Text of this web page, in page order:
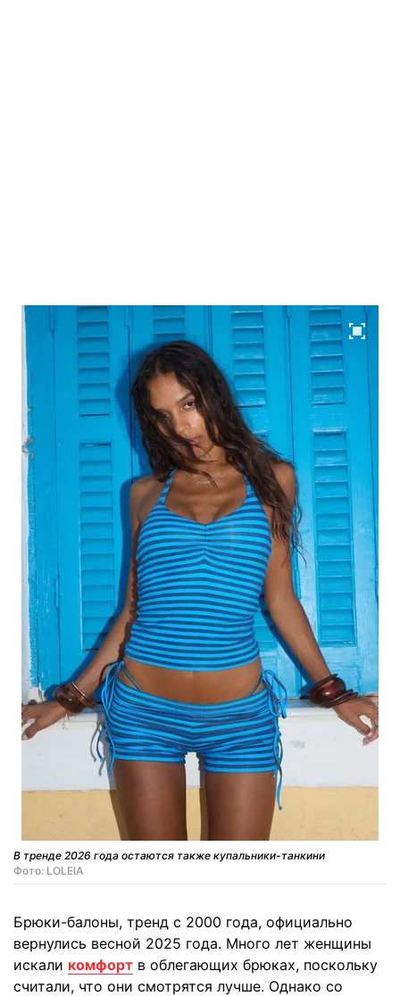
В тренде 2026 года остаются также купальники-танкини
Фото: LOLEIA
Брюки-балоны, тренд с 2000 года, официально
вернулись весной 2025 года. Много лет женщины
искали комфорт в облегающих брюках, поскольку
считали, что они смотрятся лучше. Однако со